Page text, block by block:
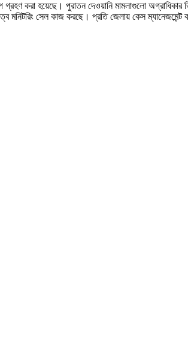
গ্রহণ করা হয়েছে। পুরাতন দেওয়ানি মামলাগুলো
মনিটরিং সেল কাজ করছে। প্রতি জেলায় কেস ম্যানেজমেন্ট